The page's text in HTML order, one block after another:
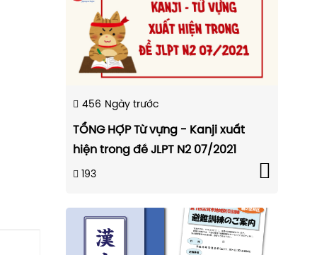
456 Ngày trước
TỔNG HỢP Từ vựng - Kanji xuất
hiện trong đề JLPT N2 07/2021
193